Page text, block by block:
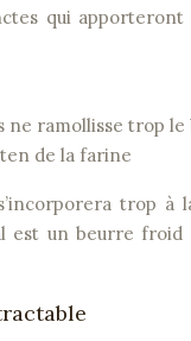
qui
ne ramollisse trop le
de la farine
trop à
un beurre froid